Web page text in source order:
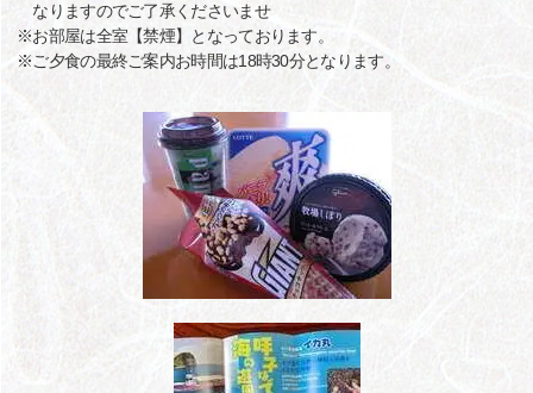
なりますのでご了承くださいませ
※お部屋は全室【禁煙】となっております。
※ご夕食の最終ご案内お時間は18時30分となります。